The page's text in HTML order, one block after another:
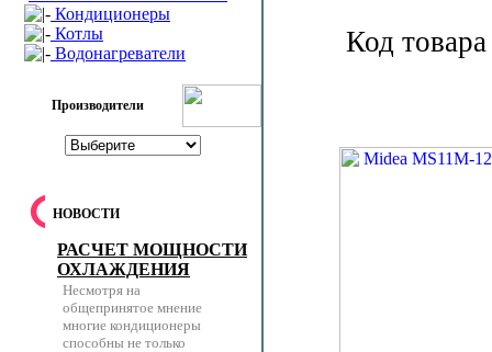
Кондиционеры
Котлы
Водонагреватели
Производители
НОВОСТИ
РАСЧЕТ МОЩНОСТИ
ОХЛАЖДЕНИЯ
Несмотря на
общепринятое мнение
многие кондиционеры
способны не только
Код